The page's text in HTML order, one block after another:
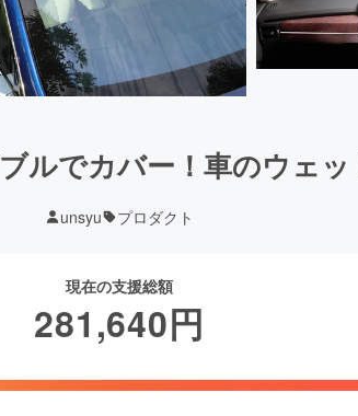
ルでカバー！車のウェッ
unsyu プロダクト
現在の支援総額
281,640円